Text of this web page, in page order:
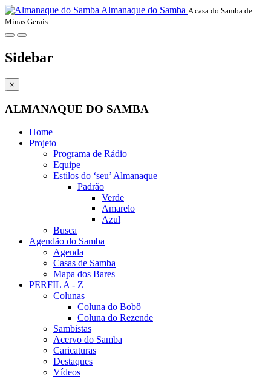
Almanaque do Samba A casa do Samba de
Minas Gerais
Sidebar
×
ALMANAQUE DO SAMBA
Home
Projeto
Programa de Rádio
Equipe
Estilos do ‘seu’ Almanaque
Padrão
Verde
Amarelo
Azul
Busca
Agendão do Samba
Agenda
Casas de Samba
Mapa dos Bares
PERFIL A - Z
Colunas
Coluna do Bobô
Coluna do Rezende
Sambistas
Acervo do Samba
Caricaturas
Destaques
Vídeos